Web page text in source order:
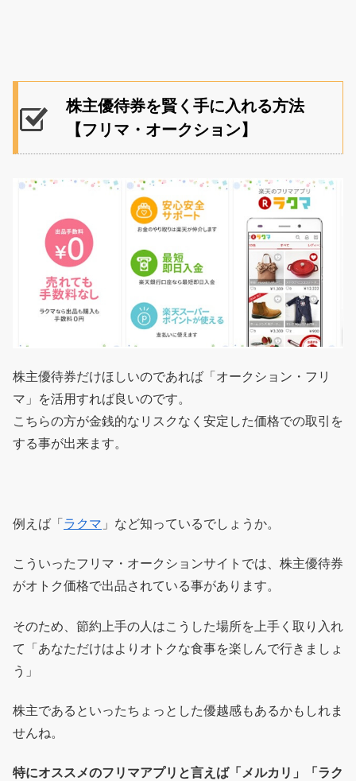
株主優待券を賢く手に入れる方法
【フリマ・オークション】
株主優待券だけほしいのであれば「オークション・フリ
マ」を活用すれば良いのです。
こちらの方が金銭的なリスクなく安定した価格での取引を
する事が出来ます。
例えば「 ラクマ 」など知っているでしょうか。
こういったフリマ・オークションサイトでは、株主優待券
がオトク価格で出品されている事があります。
そのため、節約上手の人はこうした場所を上手く取り入れ
て「あなただけはよりオトクな食事を楽しんで行きましょ
う」
株主であるといったちょっとした優越感もあるかもしれま
せんね。
特にオススメのフリマアプリと言えば「メルカリ」「ラク